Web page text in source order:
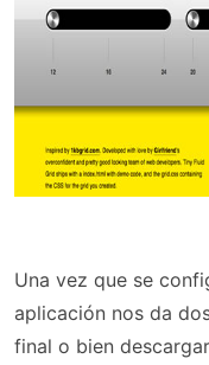
Una vez que se
aplicación nos da
final o bien